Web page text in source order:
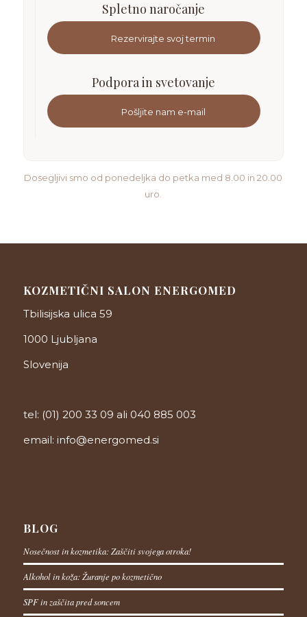
Spletno naročanje
Rezervirajte svoj termin
Podpora in svetovanje
Pošljite nam e-mail
Dosegljivi smo od ponedeljka do petka med 8.00 in 20.00
uro.
KOZMETIČNI SALON ENERGOMED
Tbilisijska ulica 59
1000 Ljubljana
Slovenija
tel: (01) 200 33 09 ali 040 885 003
email: info@energomed.si
BLOG
Nosečnost in kozmetika: Zaščiti svojega otroka!
Alkohol in koža: Žuranje po kozmetično
SPF in zaščita pred soncem